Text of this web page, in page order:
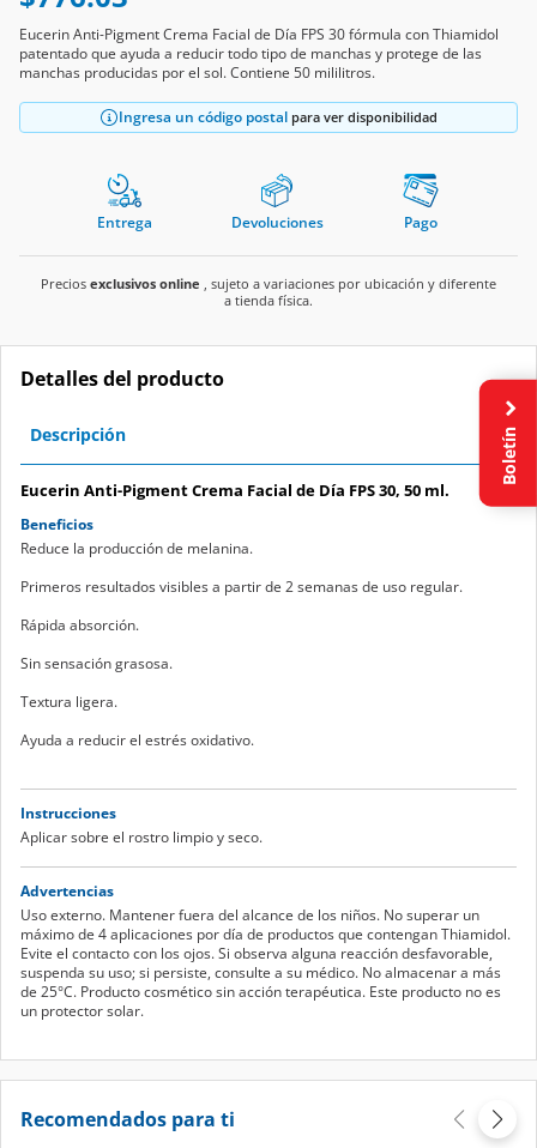
Eucerin Anti-Pigment Crema Facial de Día FPS 30 fórmula con Thiamidol
patentado que ayuda a reducir todo tipo de manchas y protege de las
manchas producidas por el sol. Contiene 50 mililitros.
Ingresa un código postal para ver disponibilidad
Entrega Devoluciones Pago
Precios exclusivos online , sujeto a variaciones por ubicación y diferente
a tienda física.
Detalles del producto
Descripción
Eucerin Anti-Pigment Crema Facial de Día FPS 30, 50 ml.
Beneficios
Reduce la producción de melanina.
Primeros resultados visibles a partir de 2 semanas de uso regular.
Rápida absorción.
Sin sensación grasosa.
Textura ligera.
Ayuda a reducir el estrés oxidativo.
Instrucciones
Aplicar sobre el rostro limpio y seco.
Advertencias
Uso externo. Mantener fuera del alcance de los niños. No superar un
máximo de 4 aplicaciones por día de productos que contengan Thiamidol.
Evite el contacto con los ojos. Si observa alguna reacción desfavorable,
suspenda su uso; si persiste, consulte a su médico. No almacenar a más
de 25°C. Producto cosmético sin acción terapéutica. Este producto no es
un protector solar.
Recomendados para ti
Boletín